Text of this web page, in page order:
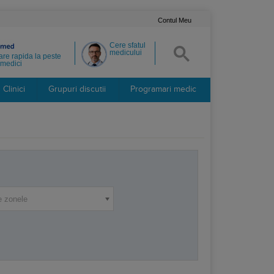
Contul Meu
Cere sfatul
medicului
rapida la peste
Clinici Grupuri discutii Programari medic
zonele